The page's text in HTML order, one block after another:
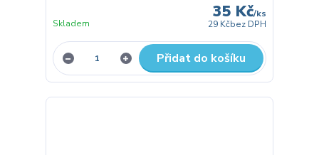
35 Kč/ks
29 Kčbez DPH
Skladem
Přidat do košíku